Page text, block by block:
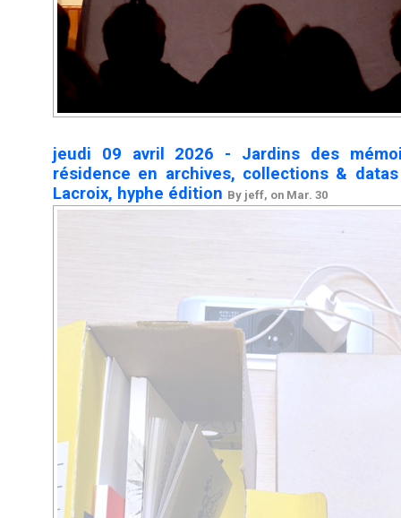
jeudi 09 avril 2026 - Jardins des
résidence en archives, collections &
Lacroix, hyphe édition By jeff, on Mar. 30